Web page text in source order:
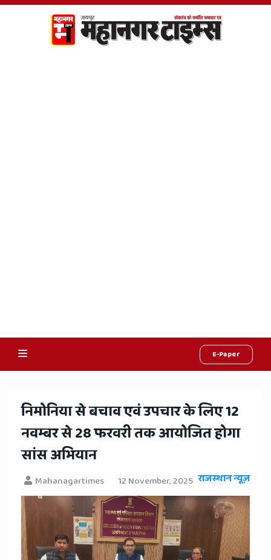
E-Paper
Hindi
News,
Hindi
Samachar,
Jaipur
Rajasthan
News
निमोनिया से बचाव एवं उपचार के लिए 12
नवम्बर से 28 फरवरी तक आयोजित होगा
सांस अभियान
Mahanagartimes 12 November, 2025 राजस्थान न्यूज़